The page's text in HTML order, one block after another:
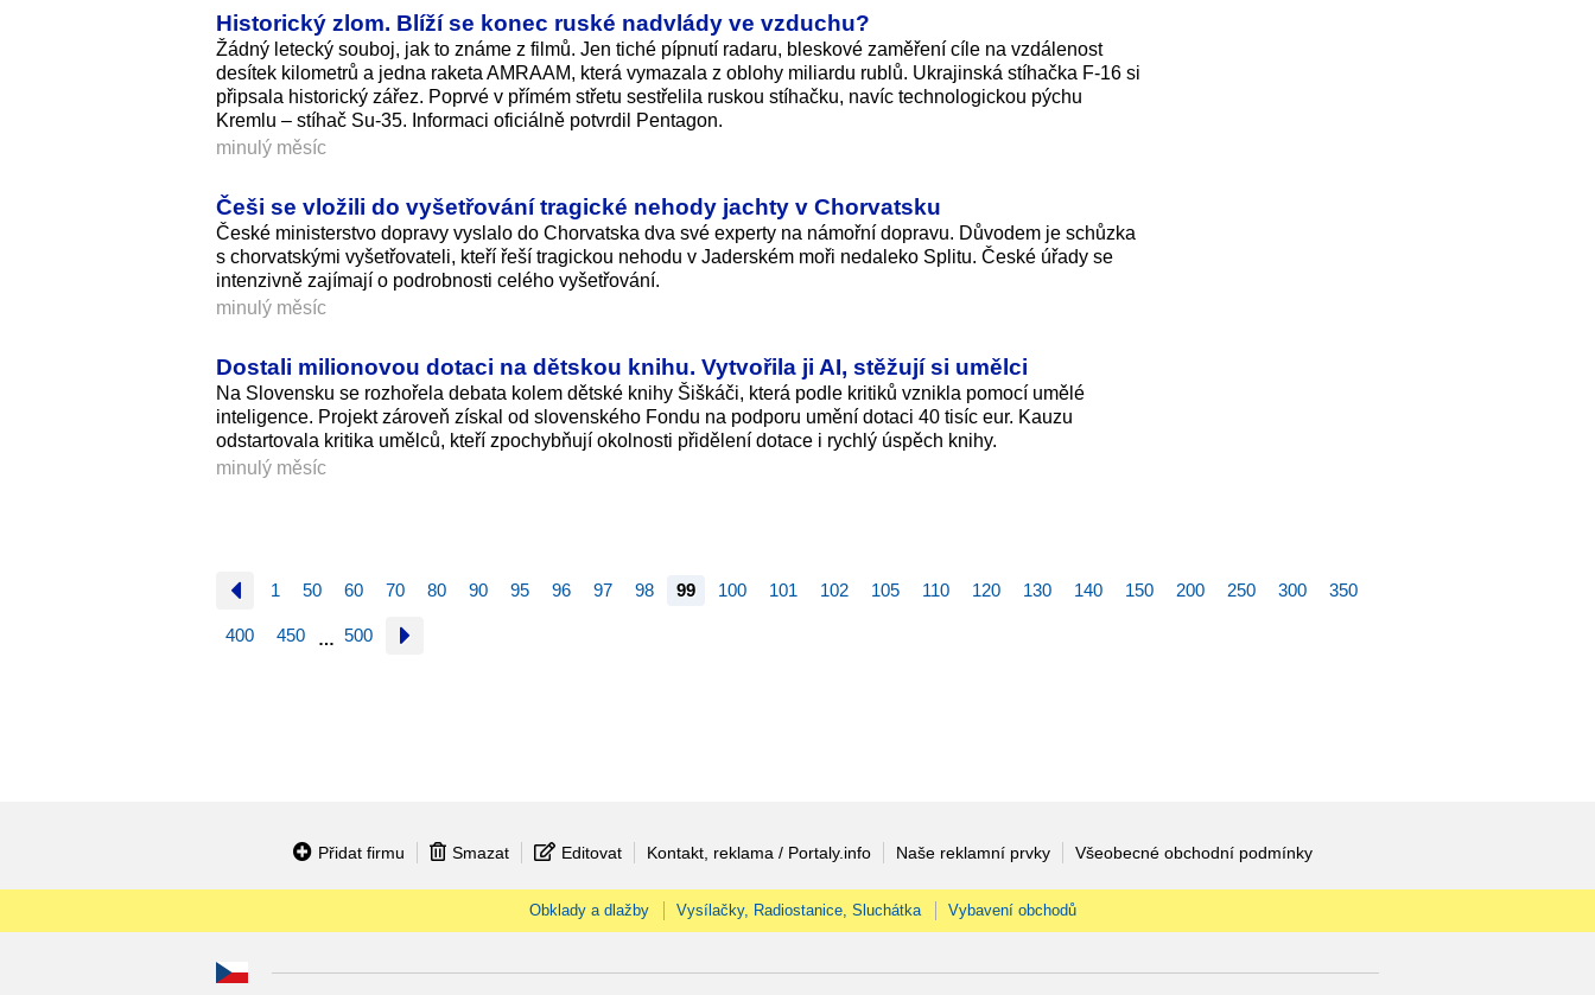
Historický zlom. Blíží se konec ruské nadvlády ve vzduchu?
Žádný letecký souboj, jak to známe z filmů. Jen tiché pípnutí radaru, bleskové zaměření cíle na vzdálenost
desítek kilometrů a jedna raketa AMRAAM, která vymazala z oblohy miliardu rublů. Ukrajinská stíhačka F-16 si
připsala historický zářez. Poprvé v přímém střetu sestřelila ruskou stíhačku, navíc technologickou pýchu
Kremlu – stíhač Su-35. Informaci oficiálně potvrdil Pentagon.
minulý měsíc
Češi se vložili do vyšetřování tragické nehody jachty v Chorvatsku
České ministerstvo dopravy vyslalo do Chorvatska dva své experty na námořní dopravu. Důvodem je schůzka
s chorvatskými vyšetřovateli, kteří řeší tragickou nehodu v Jaderském moři nedaleko Splitu. České úřady se
intenzivně zajímají o podrobnosti celého vyšetřování.
minulý měsíc
Dostali milionovou dotaci na dětskou knihu. Vytvořila ji AI, stěžují si umělci
Na Slovensku se rozhořela debata kolem dětské knihy Šiškáči, která podle kritiků vznikla pomocí umělé
inteligence. Projekt zároveň získal od slovenského Fondu na podporu umění dotaci 40 tisíc eur. Kauzu
odstartovala kritika umělců, kteří zpochybňují okolnosti přidělení dotace i rychlý úspěch knihy.
minulý měsíc
1 50 60 70 80 90 95 96 97 98 99 100 101 102 105 110 120 130 140 150 200 250 300 350
400 450 … 500
Přidat firmu Smazat Editovat Kontakt, reklama / Portaly.info Naše reklamní prvky Všeobecné obchodní podmínky
Obklady a dlažby Vysílačky, Radiostanice, Sluchátka Vybavení obchodů